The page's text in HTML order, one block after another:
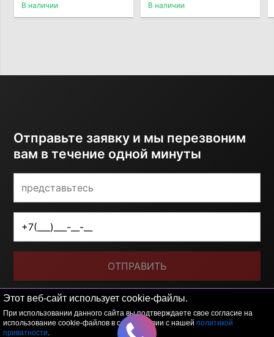
Этот веб-сайт использует cookie-файлы.
При использовании данного сайта вы подтверждаете свое согласие на
использование cookie-файлов в соответствии с нашей политикой
приватности.
В наличии
В наличии
Отправьте заявку и мы перезвоним
вам в течение одной минуты
ОТПРАВИТЬ
Я принимаю условияполитики обработки
персональных данных